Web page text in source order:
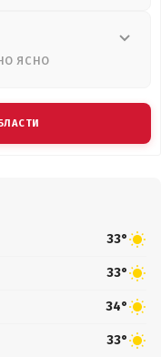
ясно
33°
33°
34°
33°